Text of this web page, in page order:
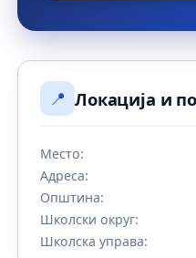
📍 Локација и
Место:
Адреса:
Општина:
Школски округ:
Школска управа: